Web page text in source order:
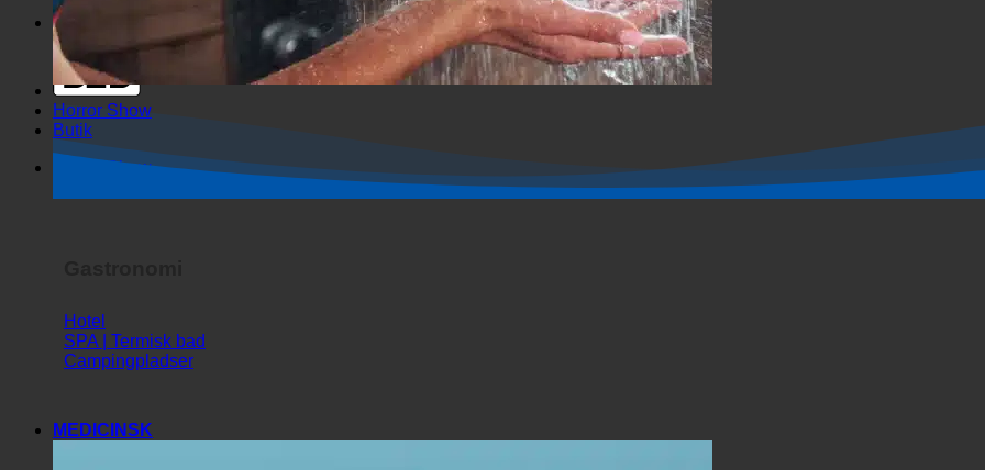
Horror Show
Butik
Horror Show
Hotel
SPA | Termisk bad
Campingpladser
MEDICINSK